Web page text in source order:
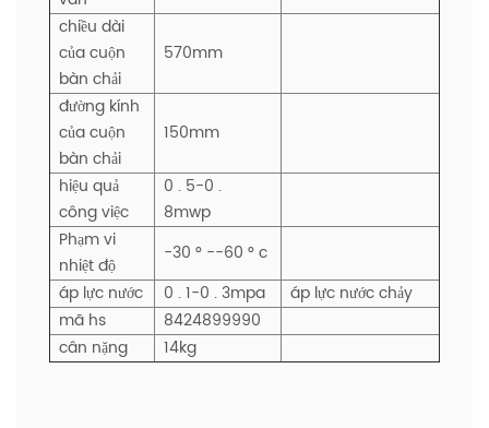
chiều dài
của cuộn
bàn chải
570mm
đường kính
của cuộn
bàn chải
150mm
hiệu quả
công việc
0 . 5-0 .
8mwp
Phạm vi
nhiệt độ
-30 ° --60 ° c
áp lực nước
0 . 1-0 . 3mpa
áp lực nước chảy
mã hs
8424899990
cân nặng
14kg